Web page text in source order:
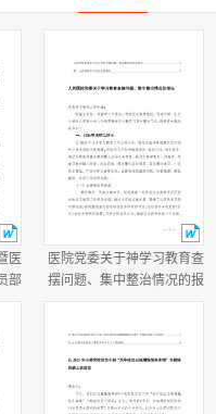
医
部
医
医院党委关于神学习教育查
摆问题、集中整治情况的报
告+医院学习教育总结报